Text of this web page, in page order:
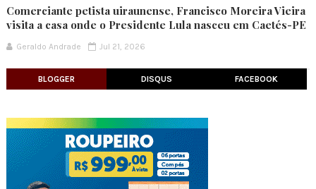
Comerciante petista uiraunense, Francisco Moreira Vieira
visita a casa onde o Presidente Lula nasceu em Caetés-PE
Geraldo Andrade Jul 21, 2026
BLOGGER DISQUS FACEBOOK